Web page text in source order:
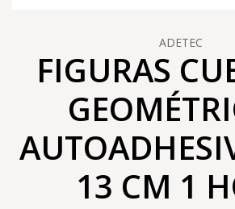
ADETEC
FIGURAS
13 CM 1